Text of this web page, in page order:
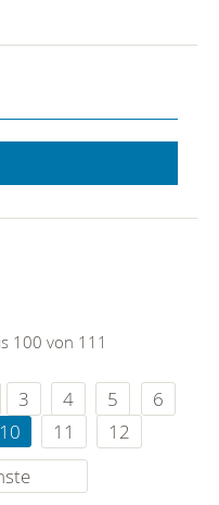
100 von 111
3 4 5
6
10 11
12